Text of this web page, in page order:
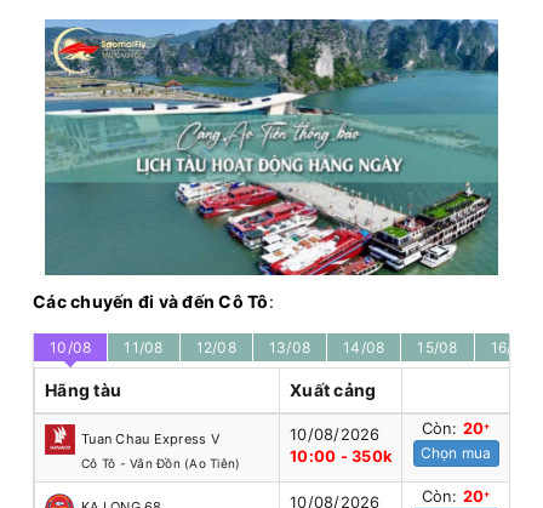
Các chuyến đi và đến Cô Tô:
10/08 11/08 12/08 13/08 14/08 15/08 16/08
Hãng tàu Xuất cảng
Tuan Chau Express V
Cô Tô - Vân Đồn (Ao Tiên)
10/08/2026
10:00 - 350k
Còn: 20+
Chọn mua
10/08/2026
Còn: 20+